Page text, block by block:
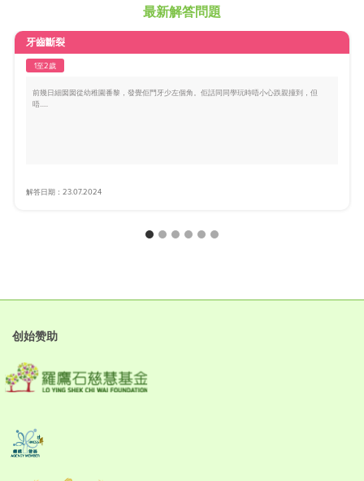
最新解答問題
牙齒斷裂
1至2歲
前幾日細囡囡從幼稚園番黎，發覺佢門牙少左個角。佢話同同學玩時唔小心跌親撞到，但
唔.....
解答日期：23.07.2024
创始赞助